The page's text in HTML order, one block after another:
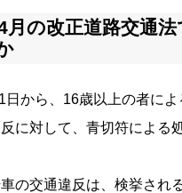
月の改正道路交通
日から、16歳以上の者に
に対して、青切符による
の交通違反は、検挙され